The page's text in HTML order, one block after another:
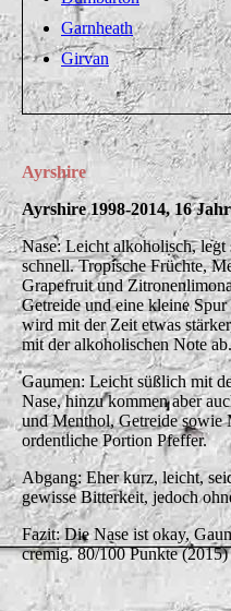
Garnheath
Girvan
Ayrshire
Ayrshire 1998-2014, 16
Nase: Leicht alkoholisch, legt
schnell. Tropische Früchte,
Grapefruit und
Getreide und eine kleine
wird mit der Zeit etwas
mit der alkoholischen Note ab.
Gaumen: Leicht süßlich mit
Nase, hinzu kommen aber
und Menthol, Getreide
ordentliche Portion Pfeffer.
Abgang: Eher kurz, leicht,
gewisse Bitterkeit, jedoch
Fazit: Die Nase ist okay,
cremig. 80/100 Punkte (2015)